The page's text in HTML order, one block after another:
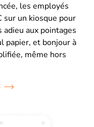
les employés
sur un kiosque pour
aux pointages
papier, et bonjour à
même hors